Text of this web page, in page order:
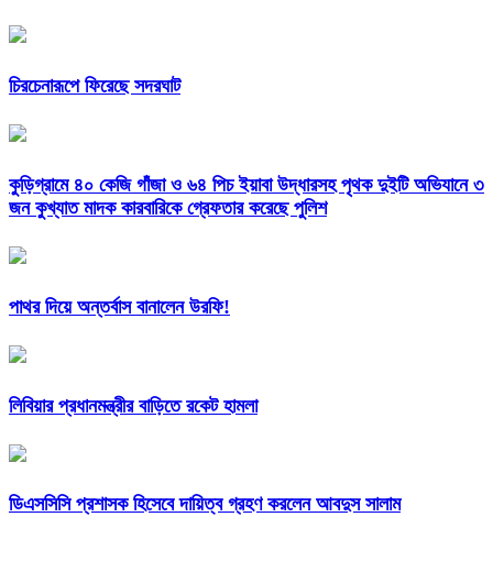
চিরচেনারূপে ফিরেছে সদরঘাট
কুড়িগ্রামে ৪০ কেজি গাঁজা ও ৬৪ পিচ ইয়াবা উদ্ধারসহ পৃথক দুইটি অভিযানে ৩
জন কুখ্যাত মাদক কারবারিকে গ্রেফতার করেছে পুলিশ
পাথর দিয়ে অন্তর্বাস বানালেন উরফি!
লিবিয়ার প্রধানমন্ত্রীর বাড়িতে রকেট হামলা
ডিএসসিসি প্রশাসক হিসেবে দায়িত্ব গ্রহণ করলেন আবদুস সালাম